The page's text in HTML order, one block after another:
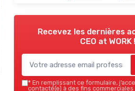
Recevez les dernières
CEO at WORK !
* En remplissant ce formulaire,
contacté(e) à des fins commerciales